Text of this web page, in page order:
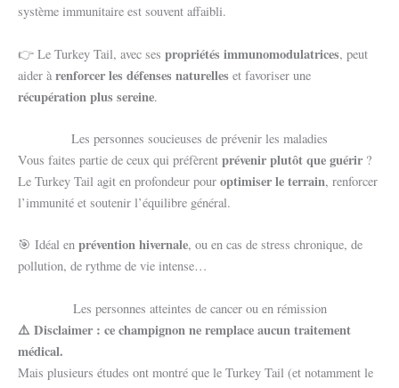
système immunitaire est souvent affaibli.
👉 Le Turkey Tail, avec ses propriétés immunomodulatrices, peut
aider à renforcer les défenses naturelles et favoriser une
récupération plus sereine.
Les personnes soucieuses de prévenir les maladies
Vous faites partie de ceux qui préfèrent prévenir plutôt que guérir ?
Le Turkey Tail agit en profondeur pour optimiser le terrain, renforcer
l’immunité et soutenir l’équilibre général.
🎯 Idéal en prévention hivernale, ou en cas de stress chronique, de
pollution, de rythme de vie intense…
Les personnes atteintes de cancer ou en rémission
⚠️ Disclaimer : ce champignon ne remplace aucun traitement
médical.
Mais plusieurs études ont montré que le Turkey Tail (et notamment le